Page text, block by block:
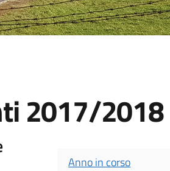
2017/2018
Anno in corso